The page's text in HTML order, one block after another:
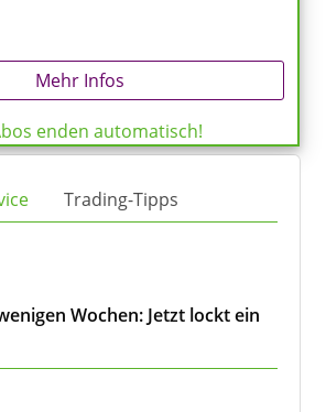
Mehr Infos
enden automatisch!
Trading-Tipps
Wochen: Jetzt lockt ein